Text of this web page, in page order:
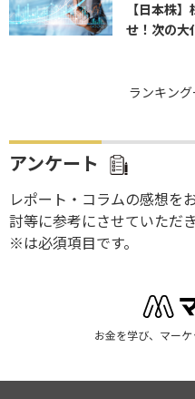
【日本株
せ！次の大
ランキン
アンケート
レポート・コラムの感想を
討等に参考にさせていただき
※は必須項目です。
お金を学び、マー